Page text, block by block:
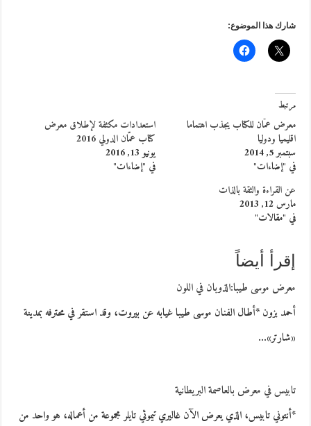
شارك هذا الموضوع:
مرتبط
معرض عمّان للكتاب يجذب اهتماما
اقليميا ودوليا
سبتمبر 5, 2014
في "إضاءات"
استعدادات مكثفة لإطلاق معرض
كتاب عمّان الدولي 2016
يونيو 13, 2016
في "إضاءات"
عن القراءة والثقة بالذات
مارس 12, 2013
في "مقالات"
إقرأ أيضاً
معرض موسى طيبا:الذوبان في اللون
أحمد بزون *أطال الفنان موسى طيبا غيابه عن بيروت، وقد استقر في محترفه بمدينة
«شارتر»…
تابيس في معرض بالعاصمة البريطانية
*أنتوني تابيس، الذي يعرض الآن غاليري تيموثي تايلر مجموعة من أعماله، هو واحد من